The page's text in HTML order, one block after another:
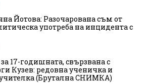
Йотова: Разочарована съм от
употреба на инцидента с
17-годишната, свързвана с
Кузев: редовна ученичка и
(Брутална СНИМКА)